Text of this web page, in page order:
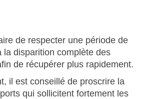
de respecter une période de
la disparition complète des
de récupérer plus rapidement.
il est conseillé de proscrire la
qui sollicitent fortement les